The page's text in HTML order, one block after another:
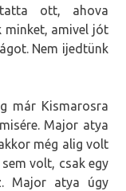
ott, ahova
minket, amivel jót
Nem ijedtünk
már Kismarosra
Major atya
még alig volt
volt, csak egy
Major atya úgy